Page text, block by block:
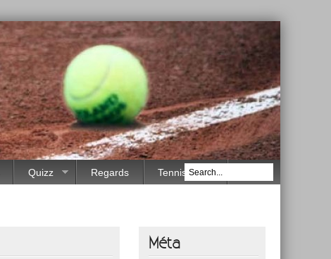
Quizz Regards Tennis Race
Méta